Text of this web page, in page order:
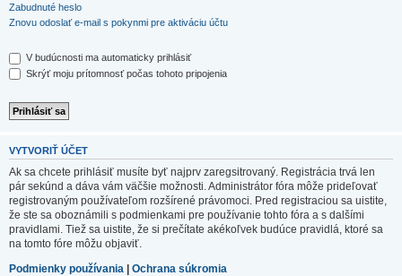
Zabudnuté heslo
Znovu odoslať e-mail s pokynmi pre aktiváciu účtu
V budúcnosti ma automaticky prihlásiť
Skrýť moju prítomnosť počas tohoto pripojenia
VYTVORIŤ ÚČET
Ak sa chcete prihlásiť musíte byť najprv zaregsitrovaný. Registrácia trvá len
pár sekúnd a dáva vám väčšie možnosti. Administrátor fóra môže prideľovať
registrovaným používateľom rozšírené právomoci. Pred registraciou sa uistite,
že ste sa oboznámili s podmienkami pre používanie tohto fóra a s dalšími
pravidlami. Tiež sa uistite, že si prečítate akékoľvek budúce pravidlá, ktoré sa
na tomto fóre môžu objaviť.
Podmienky používania | Ochrana súkromia